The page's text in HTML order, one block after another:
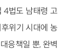
4법도 남태령 고
위기 시대에 농
응책일 뿐, 완벽